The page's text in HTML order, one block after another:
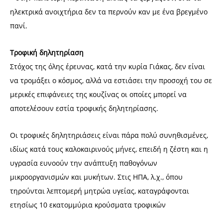
ηλεκτρικά ανοιχτήρια δεν τα περνούν καν με ένα βρεγμένο
πανί.
Τροφική δηλητηρίαση
Στόχος της όλης έρευνας, κατά την κυρία Γιάκας, δεν είναι
να τρομάξει ο κόσμος, αλλά να εστιάσει την προσοχή του σε
μερικές επιφάνειες της κουζίνας οι οποίες μπορεί να
αποτελέσουν εστία τροφικής δηλητηρίασης.
Οι τροφικές δηλητηριάσεις είναι πάρα πολύ συνηθισμένες,
ιδίως κατά τους καλοκαιρινούς μήνες, επειδή η ζέστη και η
υγρασία ευνοούν την ανάπτυξη παθογόνων
μικροοργανισμών και μυκήτων. Στις ΗΠΑ, λ.χ., όπου
τηρούνται λεπτομερή μητρώα υγείας, καταγράφονται
ετησίως 10 εκατομμύρια κρούσματα τροφικών